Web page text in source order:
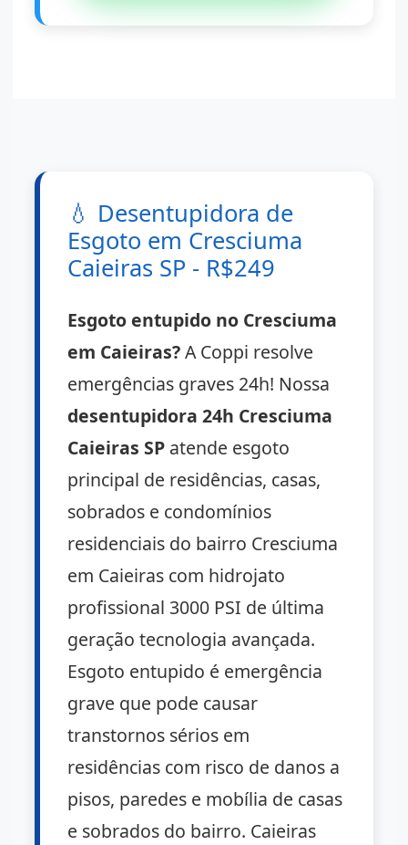
💧 Desentupidora de
Esgoto em Cresciuma
Caieiras SP - R$249
Esgoto entupido no Cresciuma
em Caieiras?A Coppi resolve
emergências graves 24h! Nossa
desentupidora 24h Cresciuma
Caieiras SP atende esgoto
principal de residências, casas,
sobrados e condomínios
residenciais do bairro Cresciuma
em Caieiras com hidrojato
profissional 3000 PSI de última
geração tecnologia avançada.
Esgoto entupido é emergência
grave que pode causar
transtornos sérios em
residências com risco de danos a
pisos, paredes e mobília de casas
e sobrados do bairro. Caieiras